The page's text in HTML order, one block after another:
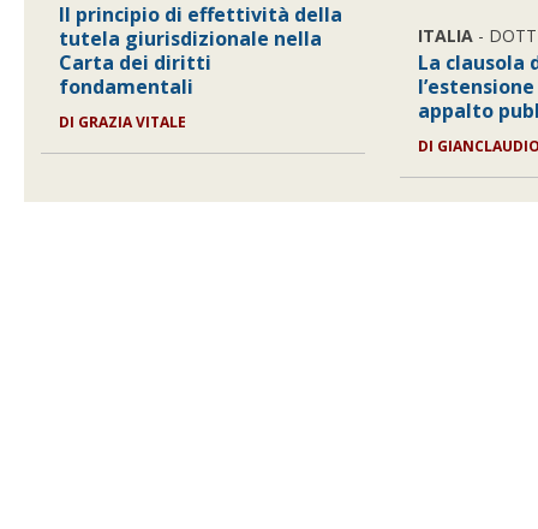
Il principio di effettività della
tutela giurisdizionale nella
Carta dei diritti
fondamentali
DI GRAZIA VITALE
ITALIA -
La clausola
appalto
DI